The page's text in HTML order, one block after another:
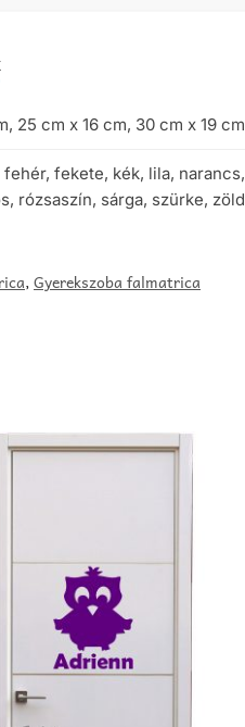
25 cm x 16 cm, 30 cm x 19 cm
fekete, kék, lila, narancs,
rózsaszín, sárga, szürke, zöld
,Gyerekszoba falmatrica